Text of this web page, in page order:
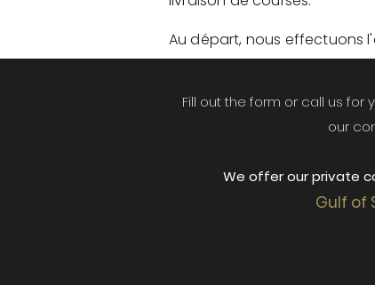
Au départ, nous effectuons
Fill out the form or call us
our
We offer our private
Gulf of